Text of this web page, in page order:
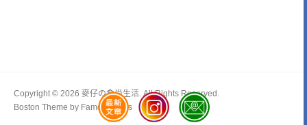
Copyright © 2026 麥仔の食尚生活. All Rights Reserved.
Boston Theme by FameThemes